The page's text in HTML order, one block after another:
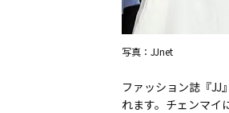
写真：JJnet
ファッション誌『JJ
れます。チェンマイ